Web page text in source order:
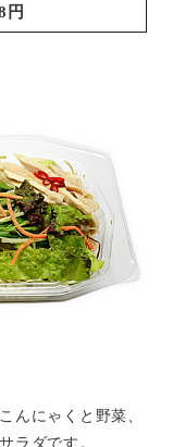
円
んにゃくと野菜、
ラダです。